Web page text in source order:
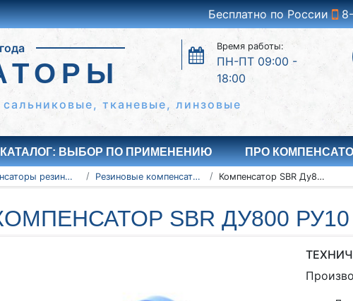
Бесплатно по России 8-
Время работы:
ПН-ПТ 09:00 -
18:00
тканевые, линзовые
КАТАЛОГ: ВЫБОР ПО ПРИМЕНЕНИЮ ПРО
Компенсаторы резиновые антивибрационные Резиновые компенсаторы SBR Компенсатор SBR Ду800 Ру10
SBR ДУ800 РУ10